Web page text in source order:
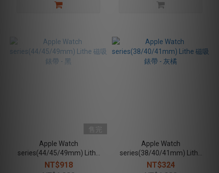
售完
Apple Watch
series(44/45/49mm) Lithe
磁吸錶帶 - 黑
NT$918
Apple Watch
series(38/40/41mm) Lithe
磁吸錶帶 - 灰橘
NT$324